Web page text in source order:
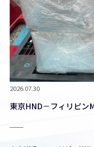
2026.07.30
東京HND－フィリピン